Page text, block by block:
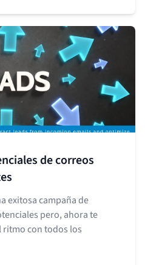
de correos
exitosa campaña de
pero, ahora te
con todos los